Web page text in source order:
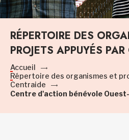
RÉPERTOIRE DES
PROJETS APPUYÉS
Accueil
Répertoire des organismes et
Centraide
Centre d'action bénévole